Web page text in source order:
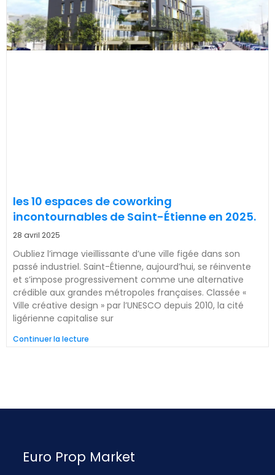
les 10 espaces de coworking
incontournables de Saint-Étienne en 2025.
28 avril 2025
Oubliez l’image vieillissante d’une ville figée dans son
passé industriel. Saint-Étienne, aujourd’hui, se réinvente
et s’impose progressivement comme une alternative
crédible aux grandes métropoles françaises. Classée «
Ville créative design » par l’UNESCO depuis 2010, la cité
ligérienne capitalise sur
Continuer la lecture
Euro Prop Market